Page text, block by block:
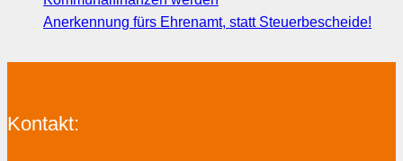
Anerkennung fürs Ehrenamt, statt Steuerbescheide!
Kontakt: